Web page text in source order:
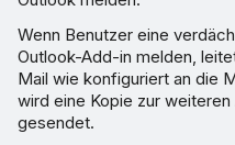
Wenn Benutzer eine
Outlook-Add-in melden,
Mail wie konfiguriert an die
wird eine Kopie zur
gesendet.